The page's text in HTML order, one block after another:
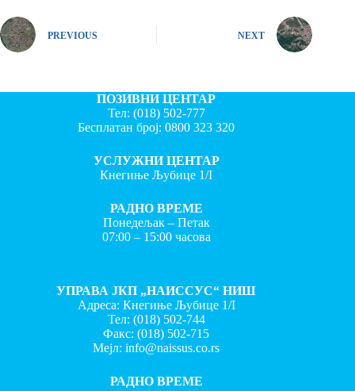
PREVIOUS NEXT
ПОЗИВНИ ЦЕНТАР
Тел: (018) 502-777
Бесплатан број:0800 323 320
УСЛУЖНИ ЦЕНТАР
Кнегиње Љубице 1/I
РАДНО ВРЕМЕ
Понедељак – Петак
07:00 – 15:00 часова
УПРАВА ЈКП „НАИССУС“ НИШ
Адреса: Кнегиње Љубице 1/I
Тел: (018) 502-744
Факс:(018) 502-715
Мејл:info@naissus.co.rs
РАДНО ВРЕМЕ